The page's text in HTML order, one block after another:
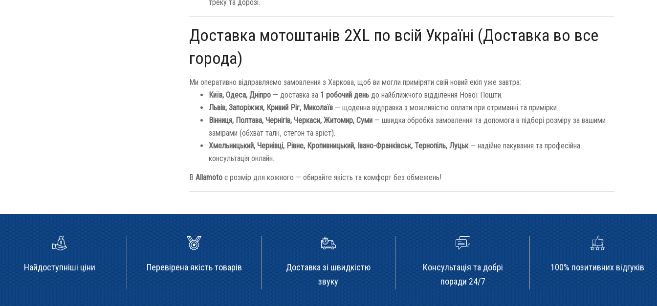
треку та дорозі.
Доставка мотоштанів 2XL по всій Україні (Доставка во все
города)
Ми оперативно відправляємо замовлення з Харкова, щоб ви могли приміряти свій новий екіп уже завтра:
Київ, Одеса, Дніпро — доставка за 1 робочий день до найближчого відділення Нової Пошти.
Львів, Запоріжжя, Кривий Ріг, Миколаїв — щоденна відправка з можливістю оплати при отриманні та примірки.
Вінниця, Полтава, Чернігів, Черкаси, Житомир, Суми — швидка обробка замовлення та допомога в підборі розміру за вашими
замірами (обхват талії, стегон та зріст).
Хмельницький, Чернівці, Рівне, Кропивницький, Івано-Франківськ, Тернопіль, Луцьк— надійне пакування та професійна
консультація онлайн.
В Allamoto є розмір для кожного — обирайте якість та комфорт без обмежень!
Найдоступніші ціни Перевірена якість товарів
Доставка зі швидкістю
звуку
Консультація та добрі
поради 24/7
100% позитивних відгуків